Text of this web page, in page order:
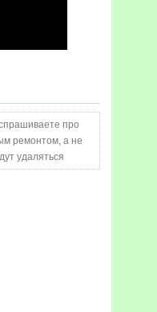
про
ремонтом, а не
удаляться